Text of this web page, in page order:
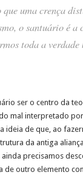
que uma crença
o santuário é a
toda a
ser o centro da
mal interpretado
ideia de que, ao
da antiga
precisamos
de outro elemento